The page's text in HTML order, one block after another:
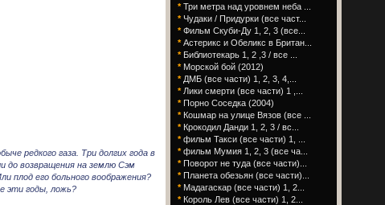
редкого газа. Три долгих года в
до возвращения на землю Сэм
плод его больного воображения?
эти годы, ложь?
* Три метра над уровнем неба ...
* Чудаки / Придурки (все част...
* Фильм Скуби-Ду 1, 2, 3 (все...
* Астерикс и Обеликс в Британ...
* Библиотекарь 1, 2 ,3 / все ...
* Морской бой (2012)
* ДМБ (все части) 1, 2, 3, 4,...
* Лики смерти (все части) 1 ,...
* Порно Соседка (2004)
* Кошмар на улице Вязов (все ...
* Крокодил Данди 1, 2, 3 / вс...
* фильм Такси (все части) 1, ...
* фильм Мумия 1, 2, 3 (все ча...
* Поворот не туда (все части)...
* Планета обезьян (все части)...
* Мадагаскар (все части) 1, 2...
* Король Лев (все части) 1, 2...